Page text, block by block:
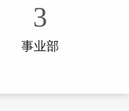
3
事业部